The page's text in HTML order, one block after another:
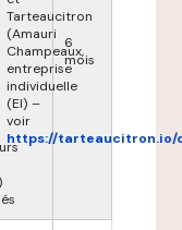
Tarteaucitron
(Amauri
Champeaux,
entreprise
individuelle
(EI) –
voir
https://tarteaucitron.io/
6
mois